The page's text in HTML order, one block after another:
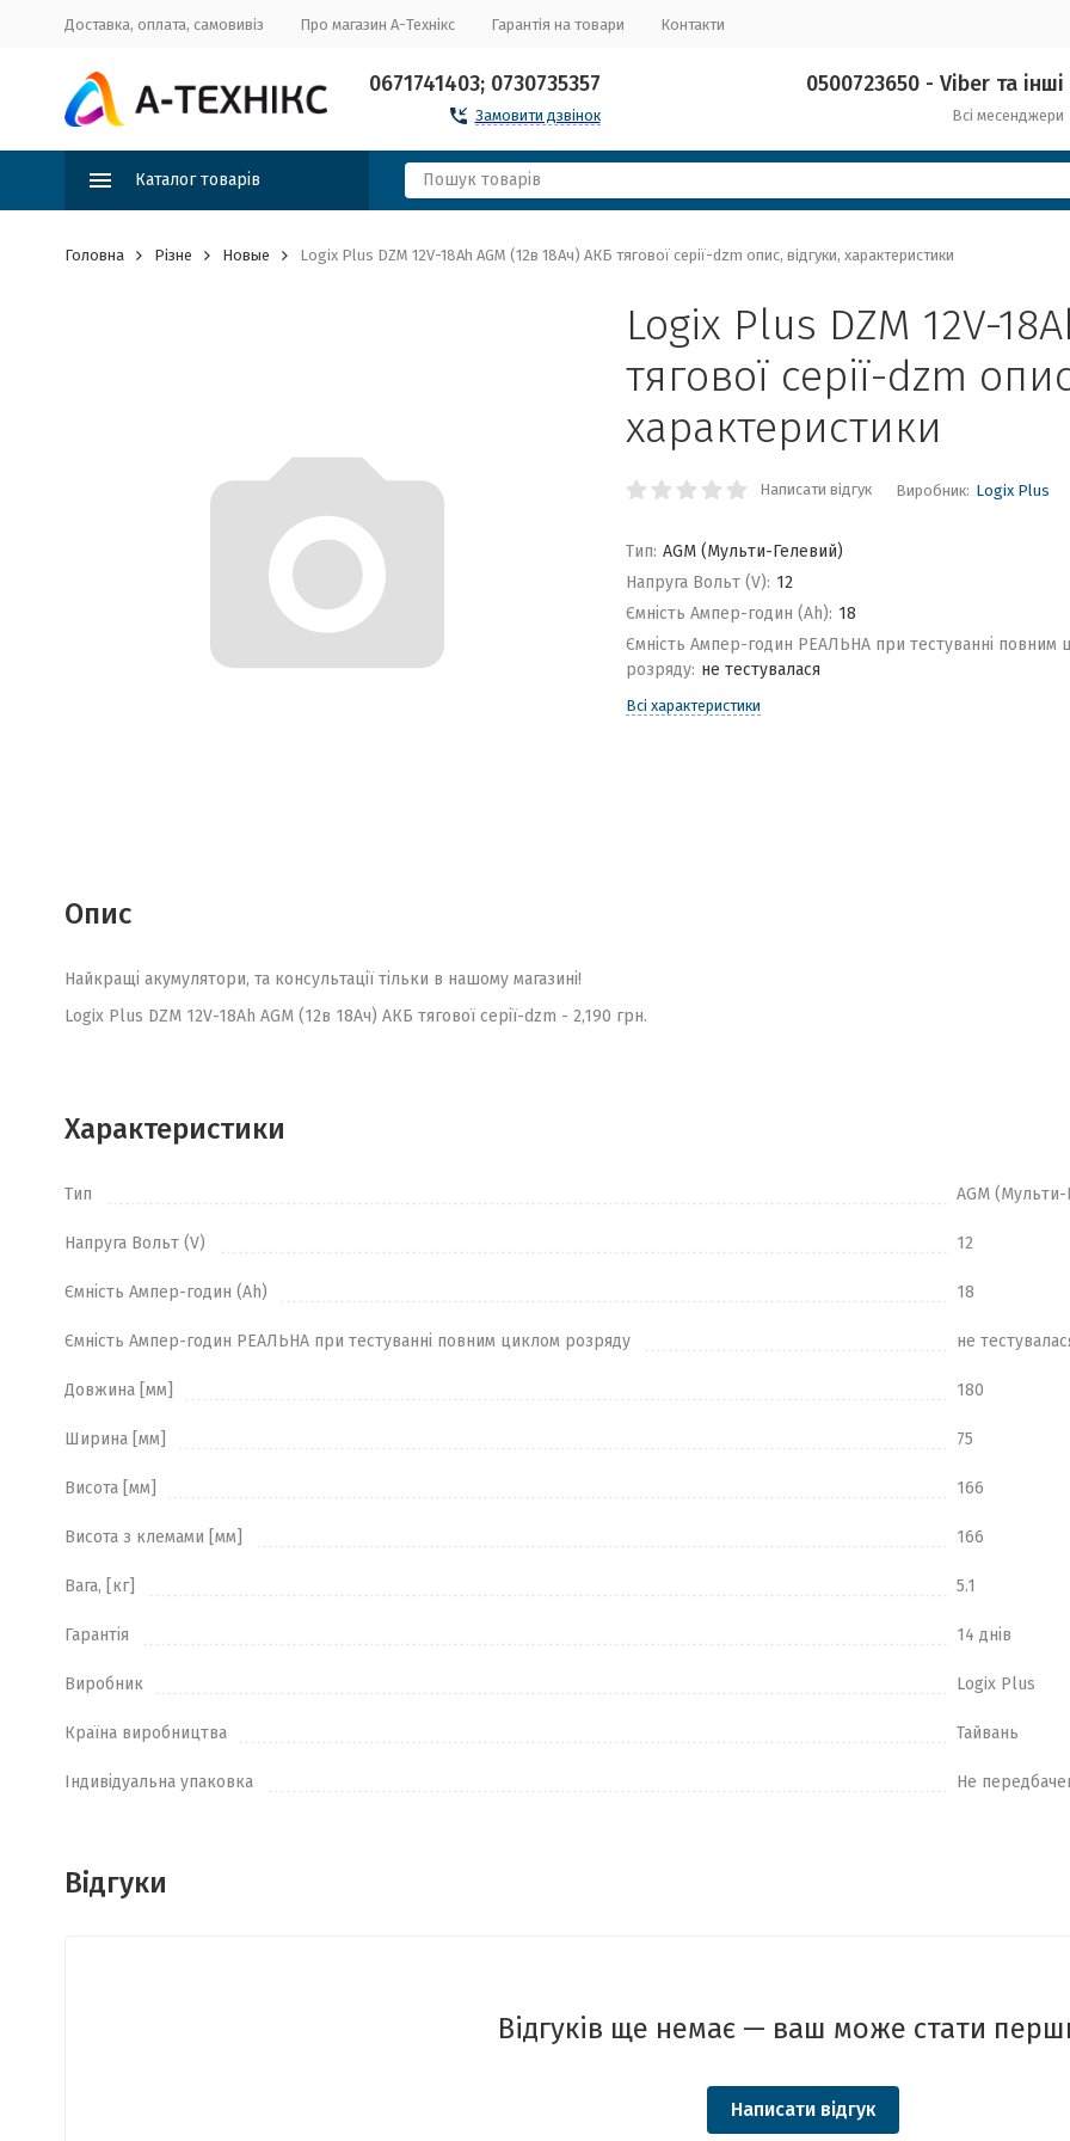
Доставка, оплата, самовивіз Про магазин А-Технікс Гарантія на товари Контакти
0671741403; 0730735357
Замовити дзвінок
0500723650 - Viber та інші
Всі месенджери
Каталог товарів
Головна Різне Новые Logix Plus DZM 12V-18Ah AGM (12в 18Ач) АКБ тягової серії-dzm опис, відгуки, характеристики
Logix Plus DZM 12V-
тягової серії-dzm
характеристики
Написати відгук Виробник: Logix Plus
Тип: AGM (Мульти-Гелевий)
Напруга Вольт (V): 12
Ємність Ампер-годин (Ah): 18
Ємність Ампер-годин РЕАЛЬНА при тестуванні повним
розряду: не тестувалася
Всі характеристики
Опис
Найкращі акумулятори, та консультації тільки в нашому магазині!
Logix Plus DZM 12V-18Ah AGM (12в 18Ач) АКБ тягової серії-dzm - 2,190 грн.
Характеристики
Тип AGM
Напруга Вольт (V) 12
Ємність Ампер-годин (Ah) 18
Ємність Ампер-годин РЕАЛЬНА при тестуванні повним циклом розряду не
Довжина [мм] 180
Ширина [мм] 75
Висота [мм] 166
Висота з клемами [мм] 166
Вага, [кг] 5.1
Гарантія 14 днів
Виробник Logix Plus
Країна виробництва Тайвань
Індивідуальна упаковка Не
Відгуки
Відгуків ще немає — ваш може стати
Написати відгук